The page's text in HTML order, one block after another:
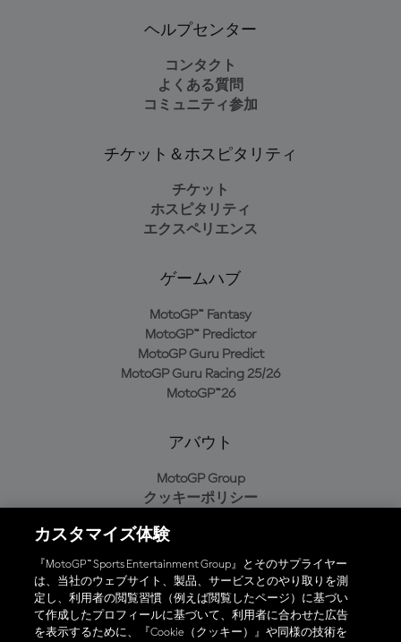
ヘルプセンター
コンタクト
よくある質問
コミュニティ参加
チケット＆ホスピタリティ
チケット
ホスピタリティ
エクスペリエンス
ゲームハブ
MotoGP™ Fantasy
MotoGP™ Predictor
MotoGP Guru Predict
MotoGP Guru Racing 25/26
MotoGP™26
アバウト
MotoGP Group
クッキーポリシー
プライバシーポリシー
購入ポリシー
オフィシャルアプリ
カスタマイズ体験
『MotoGP™ Sports Entertainment Group』とそのサプライヤー
は、当社のウェブサイト、製品、サービスとのやり取りを測
定し、利用者の閲覧習慣（例えば閲覧したページ）に基づい
て作成したプロフィールに基づいて、利用者に合わせた広告
を表示するために、『Cookie（クッキー）』や同様の技術を